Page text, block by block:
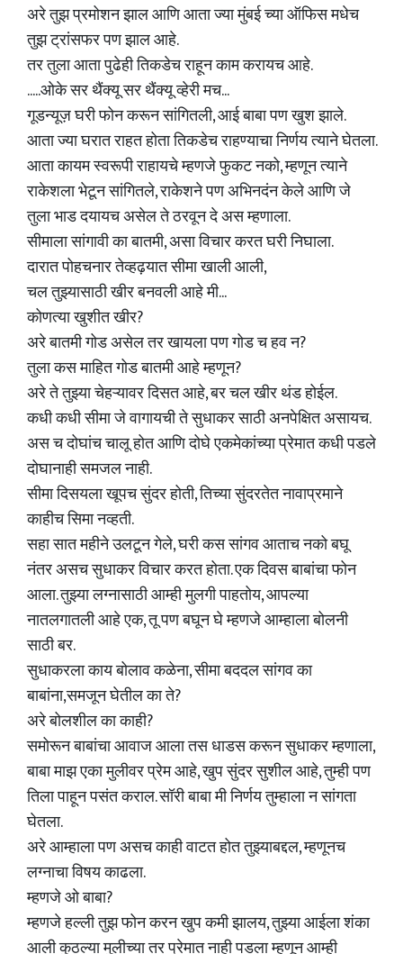
अरे तुझ प्रमोशन झाल आणि आता ज्या मुंबई च्या ऑफिस मधेच
तुझ ट्रांसफर पण झाल आहे.
तर तुला आता पुढेही तिकडेच राहून काम करायच आहे.
.....ओके सर थैंक्यू सर थैंक्यू व्हेरी मच...
गूडन्यूज़ घरी फोन करून सांगितली, आई बाबा पण खुश झाले.
आता ज्या घरात राहत होता तिकडेच राहण्याचा निर्णय त्याने घेतला.
आता कायम स्वरूपी राहायचे म्हणजे फुकट नको, म्हणून त्याने
राकेशला भेटून सांगितले, राकेशने पण अभिनदंन केले आणि जे
तुला भाड दयायच असेल ते ठरवून दे अस म्हणाला.
सीमाला सांगावी का बातमी, असा विचार करत घरी निघाला.
दारात पोहचनार तेव्हढ़यात सीमा खाली आली,
चल तुझ्यासाठी खीर बनवली आहे मी...
कोणत्या खुशीत खीर?
अरे बातमी गोड असेल तर खायला पण गोड च हव न?
तुला कस माहित गोड बातमी आहे म्हणून?
अरे ते तुझ्या चेहऱ्यावर दिसत आहे, बर चल खीर थंड होईल.
कधी कधी सीमा जे वागायची ते सुधाकर साठी अनपेक्षित असायच.
अस च दोघांच चालू होत आणि दोघे एकमेकांच्या प्रेमात कधी पडले
दोघानाही समजल नाही.
सीमा दिसयला खूपच सुंदर होती, तिच्या सुंदरतेत नावाप्रमाने
काहीच सिमा नव्हती.
सहा सात महीने उलटून गेले, घरी कस सांगव आताच नको बघू
नंतर असच सुधाकर विचार करत होता. एक दिवस बाबांचा फोन
आला. तुझ्या लग्नासाठी आम्ही मुलगी पाहतोय, आपल्या
नातलगातली आहे एक, तू पण बघून घे म्हणजे आम्हाला बोलनी
साठी बर.
सुधाकरला काय बोलाव कळेना, सीमा बददल सांगव का
बाबांना,समजून घेतील का ते?
अरे बोलशील का काही?
समोरून बाबांचा आवाज आला तस धाडस करून सुधाकर म्हणाला,
बाबा माझ एका मुलीवर प्रेम आहे, खुप सुंदर सुशील आहे, तुम्ही पण
तिला पाहून पसंत कराल. सॉरी बाबा मी निर्णय तुम्हाला न सांगता
घेतला.
अरे आम्हाला पण असच काही वाटत होत तुझ्याबद्दल, म्हणूनच
लग्नाचा विषय काढला.
म्हणजे ओ बाबा?
म्हणजे हल्ली तुझ फोन करन खुप कमी झालय, तुझ्या आईला शंका
आली कुठल्या मुलीच्या तर प्रेमात नाही पडला म्हणून आम्ही